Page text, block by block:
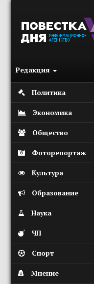
Редакция
Политика
Экономика
Общество
Фоторепортаж
Культура
Образование
Наука
ЧП
Спорт
Мнение